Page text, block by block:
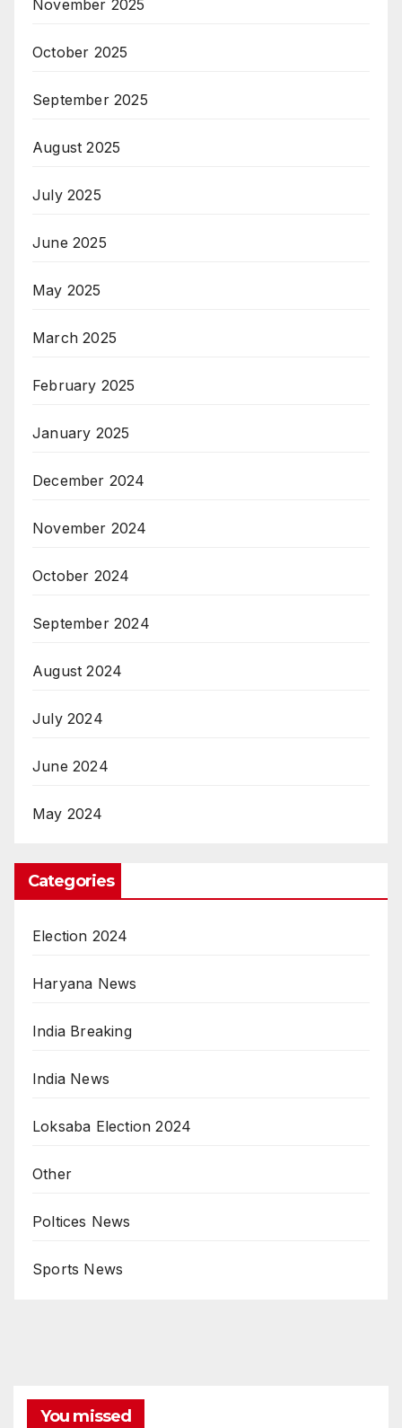
November 2025
October 2025
September 2025
August 2025
July 2025
June 2025
May 2025
March 2025
February 2025
January 2025
December 2024
November 2024
October 2024
September 2024
August 2024
July 2024
June 2024
May 2024
Categories
Election 2024
Haryana News
India Breaking
India News
Loksaba Election 2024
Other
Poltices News
Sports News
You missed